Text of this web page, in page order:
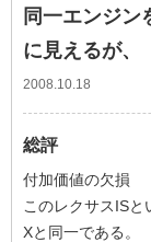
同一エンジン
に見えるが、
2008.10.18
総評
付加価値の欠損
このレクサスIS
Xと同一である。